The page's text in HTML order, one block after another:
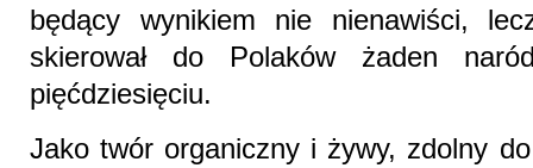
będący wynikiem nie nienawiści,
skierował do Polaków żaden
pięćdziesięciu.
Jako twór organiczny i żywy, zdolny